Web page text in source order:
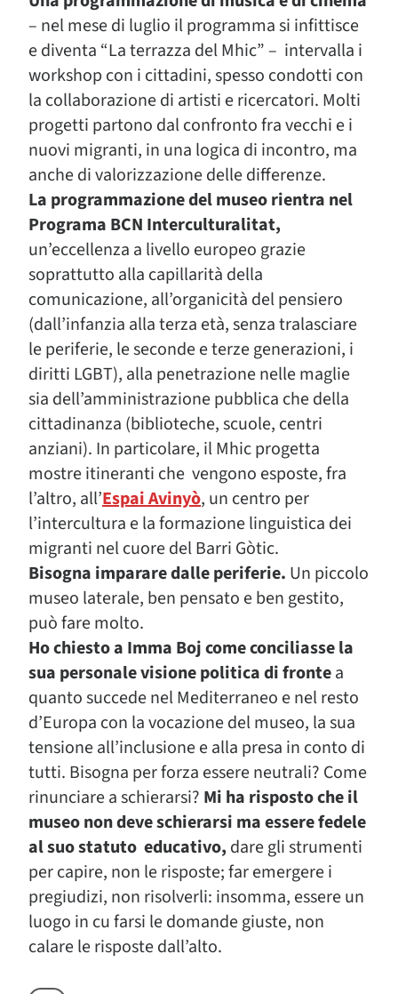
– nel mese di luglio il programma si infittisce
e diventa “La terrazza del Mhic” – intervalla i
workshop con i cittadini, spesso condotti con
la collaborazione di artisti e ricercatori. Molti
progetti partono dal confronto fra vecchi e i
nuovi migranti, in una logica di incontro, ma
anche di valorizzazione delle differenze.
La programmazione del museo rientra nel
Programa BCN Interculturalitat,
un’eccellenza a livello europeo grazie
soprattutto alla capillarità della
comunicazione, all’organicità del pensiero
(dall’infanzia alla terza età, senza tralasciare
le periferie, le seconde e terze generazioni, i
diritti LGBT), alla penetrazione nelle maglie
sia dell’amministrazione pubblica che della
cittadinanza (biblioteche, scuole, centri
anziani). In particolare, il Mhic progetta
mostre itineranti che vengono esposte, fra
l’altro, all’Espai Avinyò, un centro per
l’intercultura e la formazione linguistica dei
migranti nel cuore del Barri Gòtic.
Bisogna imparare dalle periferie. Un piccolo
museo laterale, ben pensato e ben gestito,
può fare molto.
Ho chiesto a Imma Boj come conciliasse la
sua personale visione politica di frontea
quanto succede nel Mediterraneo e nel resto
d’Europa con la vocazione del museo, la sua
tensione all’inclusione e alla presa in conto di
tutti. Bisogna per forza essere neutrali? Come
rinunciare a schierarsi? Mi ha risposto che il
museo non deve schierarsi ma essere fedele
al suo statuto educativo, dare gli strumenti
per capire, non le risposte; far emergere i
pregiudizi, non risolverli: insomma, essere un
luogo in cu farsi le domande giuste, non
calare le risposte dall’alto.